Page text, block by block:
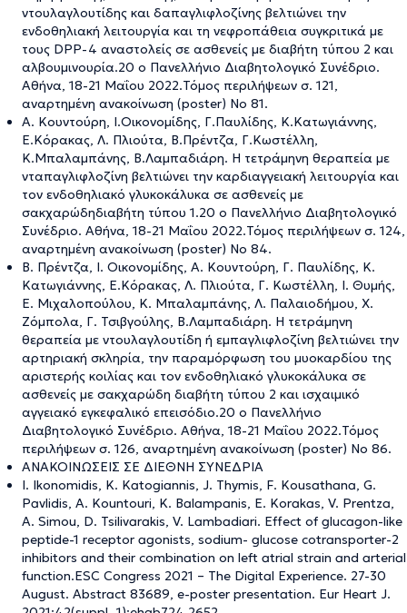
ντουλαγλουτίδης και δαπαγλιφλοζίνης βελτιώνει την
ενδοθηλιακή λειτουργία και τη νεφροπάθεια συγκριτικά με
τους DPP-4 αναστολείς σε ασθενείς με διαβήτη τύπου 2 και
αλβουμινουρία.20 ο Πανελλήνιο Διαβητολογικό Συνέδριο.
Αθήνα, 18-21 Μαΐου 2022.Τόμος περιλήψεων σ. 121,
αναρτημένη ανακοίνωση (poster) Νο 81.
Α. Κουντούρη, Ι.Οικονομίδης, Γ.Παυλίδης, Κ.Κατωγιάννης,
Ε.Κόρακας, Λ. Πλιούτα, Β.Πρέντζα, Γ.Κωστέλλη,
Κ.Μπαλαμπάνης, Β.Λαμπαδιάρη. Η τετράμηνη θεραπεία με
νταπαγλιφλοζίνη βελτιώνει την καρδιαγγειακή λειτουργία και
τον ενδοθηλιακό γλυκοκάλυκα σε ασθενείς με
σακχαρώδηδιαβήτη τύπου 1.20 ο Πανελλήνιο Διαβητολογικό
Συνέδριο. Αθήνα, 18-21 Μαΐου 2022.Τόμος περιλήψεων σ. 124,
αναρτημένη ανακοίνωση (poster) Νο 84.
Β. Πρέντζα, Ι. Οικονομίδης, Α. Κουντούρη, Γ. Παυλίδης, Κ.
Κατωγιάννης, Ε.Κόρακας, Λ. Πλιούτα, Γ. Κωστέλλη, Ι. Θυμής,
Ε. Μιχαλοπούλου, Κ. Μπαλαμπάνης, Λ. Παλαιοδήμου, Χ.
Ζόμπολα, Γ. Τσιβγούλης, Β.Λαμπαδιάρη. Η τετράμηνη
θεραπεία με ντουλαγλουτίδη ή εμπαγλιφλοζίνη βελτιώνει την
αρτηριακή σκληρία, την παραμόρφωση του μυοκαρδίου της
αριστερής κοιλίας και τον ενδοθηλιακό γλυκοκάλυκα σε
ασθενείς με σακχαρώδη διαβήτη τύπου 2 και ισχαιμικό
αγγειακό εγκεφαλικό επεισόδιο.20 ο Πανελλήνιο
Διαβητολογικό Συνέδριο. Αθήνα, 18-21 Μαΐου 2022.Τόμος
περιλήψεων σ. 126, αναρτημένη ανακοίνωση (poster) Νο 86.
ΑΝΑΚΟΙΝΩΣΕΙΣ ΣΕ ΔΙΕΘΝΗ ΣΥΝΕΔΡΙΑ
I. Ikonomidis, K. Katogiannis, J. Thymis, F. Kousathana, G.
Pavlidis, A. Kountouri, K. Balampanis, E. Korakas, V. Prentza,
A. Simou, D. Tsilivarakis, V. Lambadiari. Effect of glucagon-like
peptide-1 receptor agonists, sodium- glucose cotransporter-2
inhibitors and their combination on left atrial strain and arterial
function.ESC Congress 2021 – The Digital Experience. 27-30
August. Abstract 83689, e-poster presentation. Eur Heart J.